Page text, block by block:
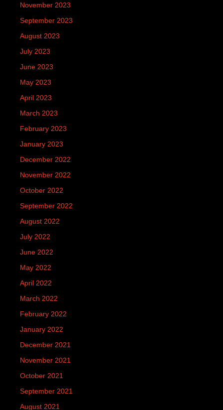
November 2023
September 2023
August 2023
July 2023
June 2023
May 2023
April 2023
March 2023
February 2023
January 2023
December 2022
November 2022
October 2022
September 2022
August 2022
July 2022
June 2022
May 2022
April 2022
March 2022
February 2022
January 2022
December 2021
November 2021
October 2021
September 2021
August 2021